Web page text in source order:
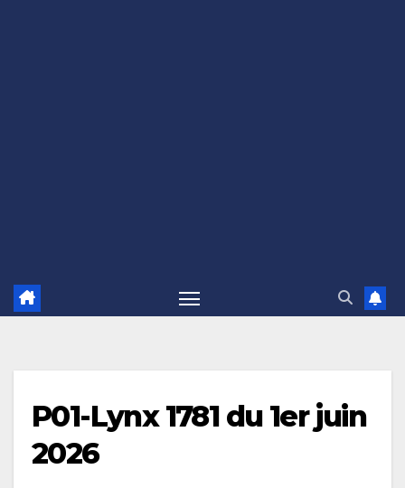
P01-Lynx 1781 du 1er juin
2026